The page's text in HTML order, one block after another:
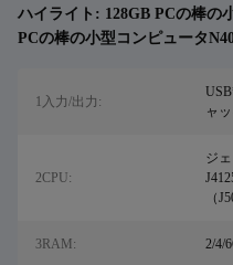
ハイライト: 128GB PCの棒の
PCの棒の小型コンピュータ
1入力/出力:
ャ
2CPU:
ジ
（
3RAM: 2/4/